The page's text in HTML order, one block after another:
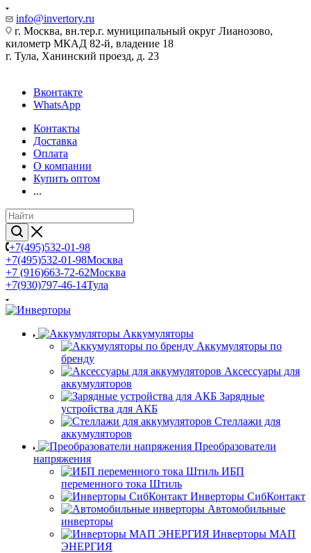
info@invertory.ru
г. Москва, вн.тер.г. муниципальный округ Лианозово,
километр МКАД 82-й, владение 18
г. Тула, Ханинский проезд, д. 23
Вконтакте
WhatsApp
Контакты
Доставка
Оплата
О компании
Купить оптом
...
+7(495)532-01-98
+7(495)532-01-98Москва
+7 (916)663-72-62Москва
+7(930)797-46-14Тула
Аккумуляторы
Аккумуляторы по
бренду
Аксессуары для
аккумуляторов
Зарядные
устройства для АКБ
Стеллажи для
аккумуляторов
Преобразователи
напряжения
ИБП
переменного тока Штиль
Инверторы СибКонтакт
Автомобильные
инверторы
Инверторы МАП
ЭНЕРГИЯ